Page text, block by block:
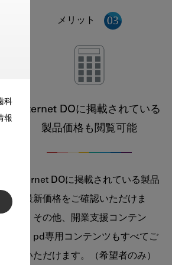
科
報
メリット
Internet DOに掲載されている
製品価格も閲覧可能
Internet DOに掲載されている製品
の最新価格をご確認いただけま
す。その他、開業支援コンテン
ツ、pd専用コンテンツもすべてご
覧いただけます。（希望者のみ）